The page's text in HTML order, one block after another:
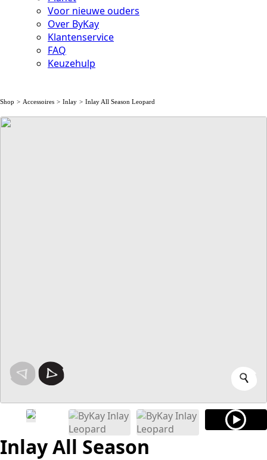
Voor nieuwe ouders
Over ByKay
Klantenservice
FAQ
Keuzehulp
Shop Accessoires Inlay Inlay All Season Leopard
Inlay All Season